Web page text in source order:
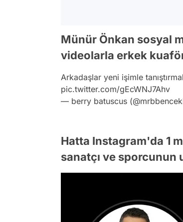
Münür Önkan sosyal
videolarla erkek
Arkadaşlar yeni işimle
pic.twitter.com/gEcWNJ7Ahv
— berry batuscus
Hatta Instagram'da 1
sanatçı ve sporcunun